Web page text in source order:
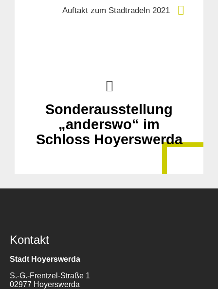
Auftakt zum Stadtradeln 2021
Sonderausstellung
„anderswo“ im
Schloss Hoyerswerda
Kontakt
Stadt Hoyerswerda
S.-G.-Frentzel-Straße 1
02977 Hoyerswerda